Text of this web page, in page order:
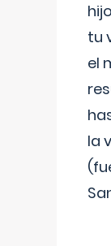
tu
el
la